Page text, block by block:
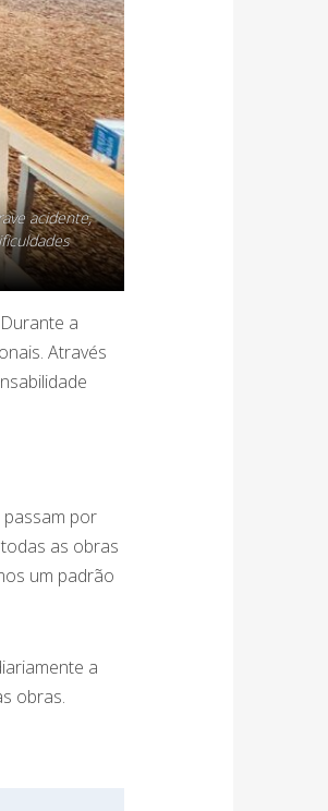
acidente,
a
Através
passam por
as obras
um padrão
a
obras.